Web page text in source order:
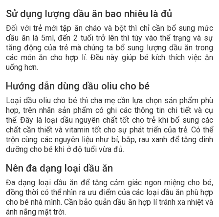
Sử dụng lượng dầu ăn bao nhiêu là đủ
Đối với trẻ mới tập ăn cháo và bột thì chỉ cần bổ sung mức
dầu ăn là 5ml, đến 2 tuổi trở lên thì tùy vào thể trạng và sự
tăng động của trẻ mà chúng ta bổ sung lượng dầu ăn trong
các món ăn cho hợp lí. Đều này giúp bé kích thích việc ăn
uống hơn.
Hướng dẫn dùng dầu oliu cho bé
Loại dầu oliu cho bé thì cha mẹ cần lựa chọn sản phẩm phù
hợp, trên nhãn sản phẩm có ghi các thông tin chi tiết và cụ
thể. Đây là loại dầu nguyên chất tốt cho trẻ khi bổ sung các
chất cần thiết và vitamin tốt cho sự phát triển của trẻ. Có thể
trộn cùng các nguyên liệu như bí, bắp, rau xanh để tăng dinh
dưỡng cho bé khi ở độ tuổi vừa đủ.
Nên đa dạng loại dầu ăn
Đa dạng loại dầu ăn để tăng cảm giác ngon miệng cho bé,
đồng thời có thể nhìn ra ưu điểm của các loại dầu ăn phù hợp
cho bé nhà mình. Cần bảo quản dầu ăn hợp lí tránh xa nhiệt và
ánh nắng mặt trời.